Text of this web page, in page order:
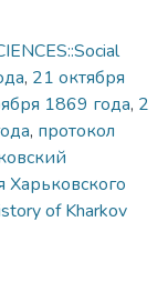
, 21 октября
1869 года, 2
, протокол
Харьковского
of Kharkov